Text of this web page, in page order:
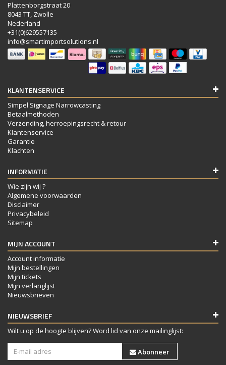
Plattenborgstraat 20
8043 TT, Zwolle
Nederland
+31(0)629557135
info@smartimportsolutions.nl
KLANTENSERVICE
Simpel Signage Narrowcasting
Betaalmethoden
Verzending, herroepingsrecht & retour
Klantenservice
Garantie
Klachten
INFORMATIE
Wie zijn wij ?
Algemene voorwaarden
Disclaimer
Privacybeleid
Sitemap
MIJN ACCOUNT
Account informatie
Mijn bestellingen
Mijn tickets
Mijn verlanglijst
Nieuwsbrieven
NIEUWSBRIEF
Wilt u op de hoogte blijven? Word lid van onze mailinglijst:
Abonneer